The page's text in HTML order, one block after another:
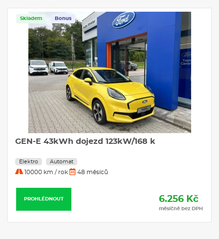
Skladem Bonus
GEN-E 43kWh dojezd 123kW/168 k
Elektro Automat
10000 km / rok 48 měsíců
PROHLÉDNOUT 6.256 Kč
měsíčně bez DPH